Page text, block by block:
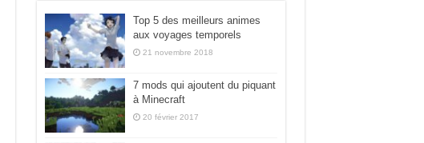
Top 5 des meilleurs animes
aux voyages temporels
21 novembre 2018
7 mods qui ajoutent du piquant
à Minecraft
20 février 2017